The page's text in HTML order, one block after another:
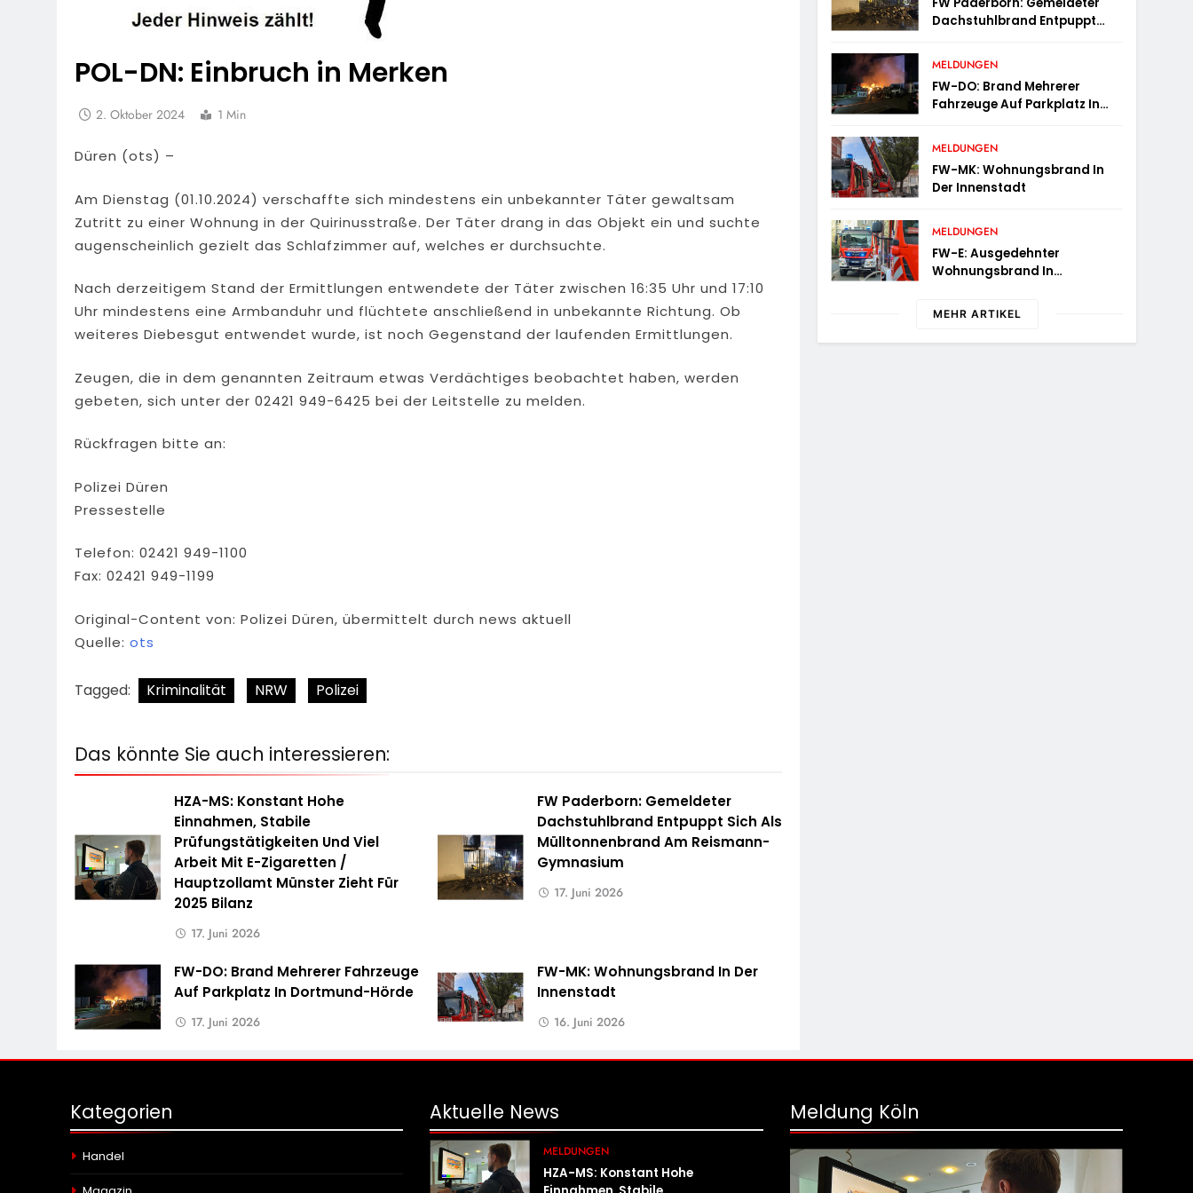
POL-DN: Einbruch in Merken
2. Oktober 2024 1 Min
Düren (ots) –
Am Dienstag (01.10.2024) verschaffte sich mindestens ein unbekannter Täter gewaltsam
Zutritt zu einer Wohnung in der Quirinusstraße. Der Täter drang in das Objekt ein und suchte
augenscheinlich gezielt das Schlafzimmer auf, welches er durchsuchte.
Nach derzeitigem Stand der Ermittlungen entwendete der Täter zwischen 16:35 Uhr und 17:10
Uhr mindestens eine Armbanduhr und flüchtete anschließend in unbekannte Richtung. Ob
weiteres Diebesgut entwendet wurde, ist noch Gegenstand der laufenden Ermittlungen.
Zeugen, die in dem genannten Zeitraum etwas Verdächtiges beobachtet haben, werden
gebeten, sich unter der 02421 949-6425 bei der Leitstelle zu melden.
Rückfragen bitte an:
Polizei Düren
Pressestelle
Telefon: 02421 949-1100
Fax: 02421 949-1199
Original-Content von: Polizei Düren, übermittelt durch news aktuell
Quelle: ots
Tagged: Kriminalität NRW Polizei
Das könnte Sie auch interessieren:
HZA-MS: Konstant Hohe
Einnahmen, Stabile
Prüfungstätigkeiten Und Viel
Arbeit Mit E-Zigaretten /
Hauptzollamt Münster Zieht Für
2025 Bilanz
17. Juni 2026
FW Paderborn: Gemeldeter
Dachstuhlbrand Entpuppt Sich Als
Mülltonnenbrand Am Reismann-
Gymnasium
17. Juni 2026
FW-DO: Brand Mehrerer Fahrzeuge
Auf Parkplatz In Dortmund-Hörde
17. Juni 2026
FW-MK: Wohnungsbrand In Der
Innenstadt
16. Juni 2026
Für 2025 Bilanz
Dachstuhlbrand Entpuppt
Reismann-Gymnasium
MELDUNGEN
FW-DO: Brand Mehrerer
Fahrzeuge Auf Parkplatz In
MELDUNGEN
FW-MK: Wohnungsbrand In
Der Innenstadt
MELDUNGEN
FW-E: Ausgedehnter
Wohnungsbrand In
Personen Müssen
MEHR ARTIKEL
Kategorien
Handel
Aktuelle News
MELDUNGEN
HZA-MS: Konstant Hohe
Meldung Köln